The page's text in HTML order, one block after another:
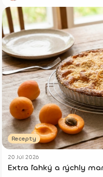
Recepty
20 Júl 2026
Extra ľahký a rýchly